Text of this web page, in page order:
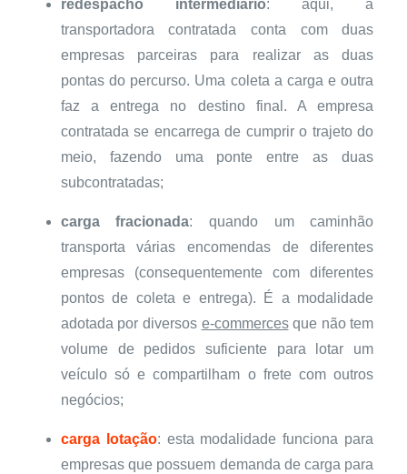
redespacho intermediário: aqui, a
transportadora contratada conta com duas
empresas parceiras para realizar as duas
pontas do percurso. Uma coleta a carga e outra
faz a entrega no destino final. A empresa
contratada se encarrega de cumprir o trajeto do
meio, fazendo uma ponte entre as duas
subcontratadas;
carga fracionada: quando um caminhão
transporta várias encomendas de diferentes
empresas (consequentemente com diferentes
pontos de coleta e entrega). É a modalidade
adotada por diversos e-commercesque não tem
volume de pedidos suficiente para lotar um
veículo só e compartilham o frete com outros
negócios;
carga lotação: esta modalidade funciona para
empresas que possuem demanda de carga para